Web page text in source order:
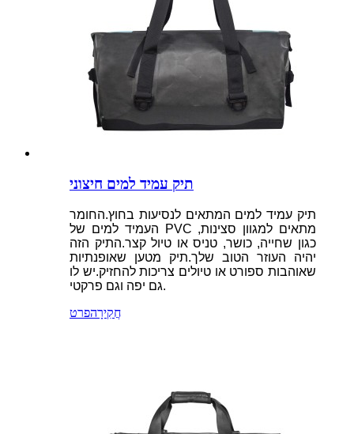
תיק עמיד למים חיצוני
תיק עמיד למים המתאים לנסיעות בחוץ.החומר
העמיד למים של PVC מתאים למגוון סצינות,
כגון שחייה, כושר, טניס או טיול קצר.התיק הזה
יהיה העוזר הטוב שלך.תיק מטען שאופנתיות
שאוהבות ספורט או טיולים צריכות להחזיק.יש לו
גם יפה וגם פרקטי.
חֲקִירָהפרט